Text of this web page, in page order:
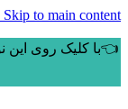
Skip to main content
👈با کلیک روی این